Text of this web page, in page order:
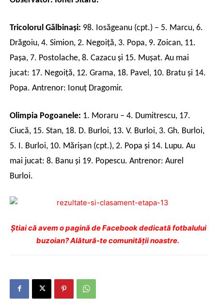
Tricolorul Gălbinaşi: 98. Iosăgeanu (cpt.) – 5. Marcu, 6.
Drăgoiu, 4. Simion, 2. Negoiţă, 3. Popa, 9. Zoican, 11.
Paşa, 7. Postolache, 8. Cazacu şi 15. Muşat. Au mai
jucat: 17. Negoiţă, 12. Grama, 18. Pavel, 10. Bratu şi 14.
Popa. Antrenor: Ionuţ Dragomir.
Olimpia Pogoanele: 1. Moraru – 4. Dumitrescu, 17.
Ciucă, 15. Stan, 18. D. Burloi, 13. V. Burloi, 3. Gh. Burloi,
5. I. Burloi, 10. Mărişan (cpt.), 2. Popa şi 14. Lupu. Au
mai jucat: 8. Banu şi 19. Popescu. Antrenor: Aurel
Burloi.
Ştiai că avem o pagină de Facebook dedicată fotbalului
buzoian? Alătură-te comunității noastre.